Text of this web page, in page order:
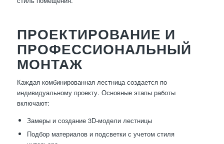
ПРОЕКТИРОВАНИЕ И
ПРОФЕССИОНАЛЬНЫЙ
МОНТАЖ
Каждая комбинированная лестница создается по
индивидуальному проекту. Основные этапы работы
включают:
Замеры и создание 3D-модели лестницы
Подбор материалов и подсветки с учетом стиля